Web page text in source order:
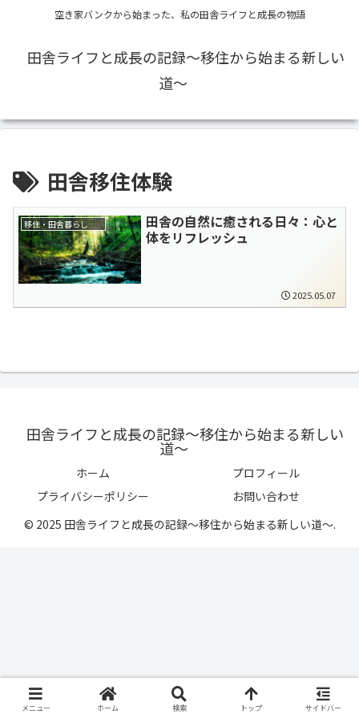
空き家バンクから始まった、私の田舎ライフと成長の物語
田舎ライフと成長の記録〜移住から始まる新しい
道〜
田舎移住体験
移住・田舎暮らし全般
田舎の自然に癒される日々：心と
体をリフレッシュ
2025.05.07
田舎ライフと成長の記録〜移住から始まる新しい
道〜
ホーム
プロフィール
プライバシーポリシー
お問い合わせ
© 2025 田舎ライフと成長の記録〜移住から始まる新しい道〜.
メニュー ホーム 検索 トップ サイドバー